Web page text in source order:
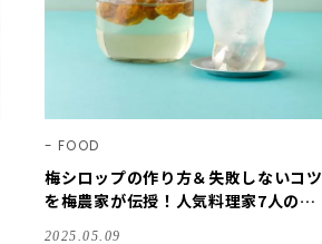
FOOD
梅シロップの作り方＆失敗しないコツ
を梅農家が伝授！人気料理家7人の梅
2025.05.09